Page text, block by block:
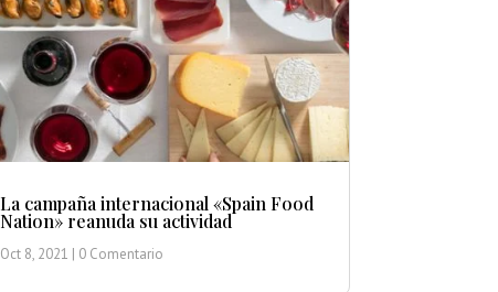
La campaña internacional «Spain Food
Nation» reanuda su actividad
Oct 8, 2021 | 0 Comentario